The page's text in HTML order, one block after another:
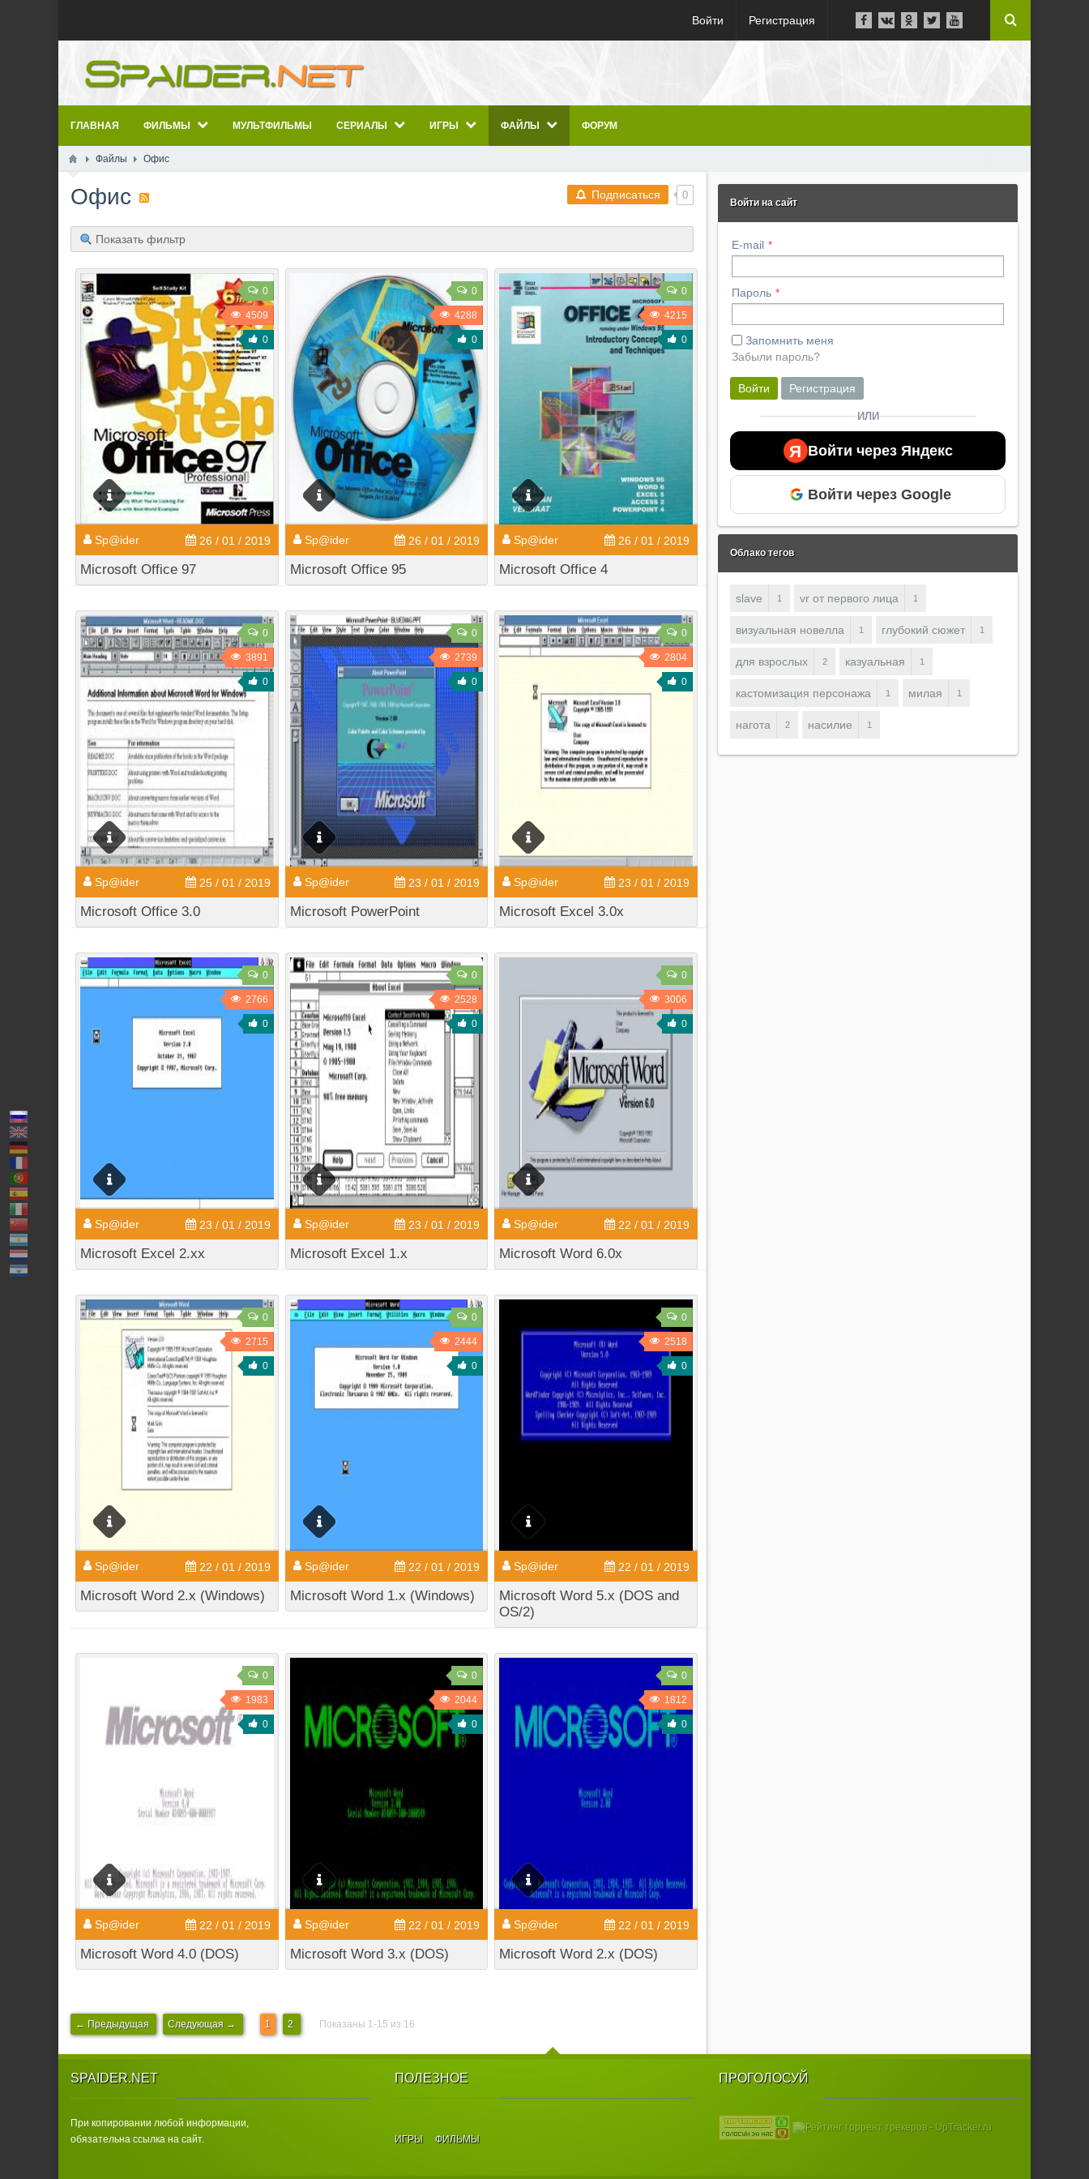
Войти Регистрация
ГЛАВНАЯ ФИЛЬМЫ МУЛЬТФИЛЬМЫ СЕРИАЛЫ ИГРЫ ФАЙЛЫ ФОРУМ
Файлы Офис
Подписаться 0
Офис
Показать фильтр
0
4509
0
Sp@ider 26 / 01 / 2019
Microsoft Office 97
0
4288
0
Sp@ider 26 / 01 / 2019
Microsoft Office 95
0
4215
0
Sp@ider 26 / 01 / 2019
Microsoft Office 4
0
3891
0
Sp@ider 25 / 01 / 2019
Microsoft Office 3.0
0
2739
0
Sp@ider 23 / 01 / 2019
Microsoft PowerPoint
0
2804
0
Sp@ider 23 / 01 / 2019
Microsoft Excel 3.0x
0
2766
0
Sp@ider 23 / 01 / 2019
Microsoft Excel 2.xx
0
2528
0
Sp@ider 23 / 01 / 2019
Microsoft Excel 1.x
0
3006
0
Sp@ider 22 / 01 / 2019
Microsoft Word 6.0x
0
2715
0
Sp@ider 22 / 01 / 2019
Microsoft Word 2.x (Windows)
0
2444
0
Sp@ider 22 / 01 / 2019
Microsoft Word 1.x (Windows)
0
2518
0
Sp@ider 22 / 01 / 2019
Microsoft Word 5.x (DOS and
OS/2)
0
1983
0
Sp@ider 22 / 01 / 2019
Microsoft Word 4.0 (DOS)
0
2044
0
Sp@ider 22 / 01 / 2019
Microsoft Word 3.x (DOS)
0
1812
0
Sp@ider 22 / 01 / 2019
Microsoft Word 2.x (DOS)
← Предыдущая Следующая → 1 2 Показаны 1-15 из 16
Войти на сайт
E-mail
Пароль
Запомнить меня
Забыли пароль?
Войти Регистрация
ИЛИ
Я Войти через Яндекс
Войти через Google
Облако тегов
slave 1 vr от первого лица 1
визуальная новелла 1 глубокий сюжет 1
для взрослых 2 казуальная 1
кастомизация персонажа 1 милая 1
нагота 2 насилие 1
SPAIDER.NET
При копировании любой информации,
обязательна ссылка на сайт.
ПОЛЕЗНОЕ
ИГРЫ ФИЛЬМЫ
ПРОГОЛОСУЙ